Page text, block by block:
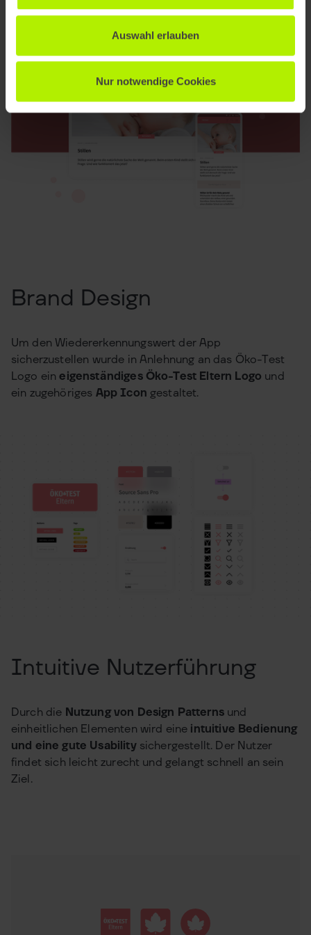
Auswahl erlauben
Nur notwendige Cookies
Brand Design
Um den Wiedererkennungswert der App
sicherzustellen wurde in Anlehnung an das Öko-Test
Logo eineigenständiges Öko-Test Eltern Logo und
ein zugehöriges App Icon gestaltet.
Intuitive Nutzerführung
Durch die Nutzung von Design Patternsund
einheitlichen Elementen wird eine intuitive Bedienung
und eine gute Usabilitysichergestellt. Der Nutzer
findet sich leicht zurecht und gelangt schnell an sein
Ziel.